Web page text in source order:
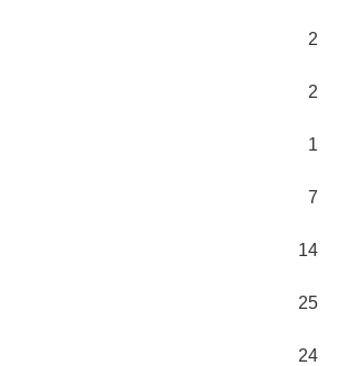
2
2
1
7
14
25
24